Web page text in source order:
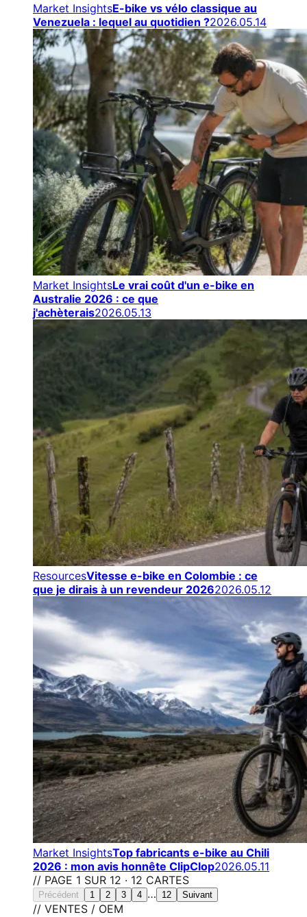
Market InsightsE-bike vs vélo classique au
Venezuela : lequel au quotidien ?2026.05.14
Market InsightsLe vrai coût d'un e-bike en
Australie 2026 : ce que
j'achèterais2026.05.13
ResourcesVitesse e-bike en Colombie : ce
que je dirais à un revendeur 20262026.05.12
Market InsightsTop fabricants e-bike au Chili
2026 : mon avis honnête ClipClop2026.05.11
// PAGE 1 SUR 12 · 12 CARTES
Précédent 1 2 3 4 … 12 Suivant
// VENTES / OEM